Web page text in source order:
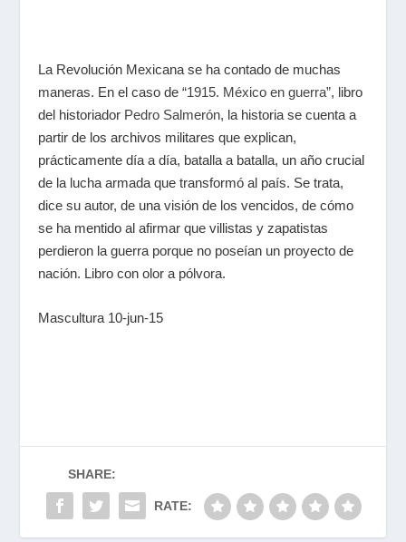
La Revolución Mexicana se ha contado de muchas
maneras. En el caso de“1915. México en guerra”, libro
del historiador Pedro Salmerón, la historia se cuenta a
partir de los archivos militares que explican,
prácticamente día a día, batalla a batalla, un año crucial
de la lucha armada que transformó al país. Se trata,
dice su autor, de una visión de los vencidos, de cómo
se ha mentido al afirmar que villistas y zapatistas
perdieron la guerra porque no poseían un proyecto de
nación. Libro con olor a pólvora.
Mascultura 10-jun-15
SHARE:
RATE: